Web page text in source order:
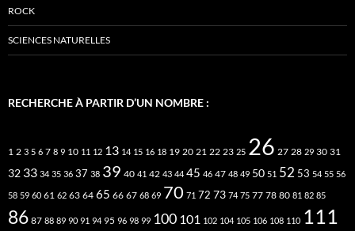
ROCK
SCIENCES NATURELLES
RECHERCHE À PARTIR D’UN NOMBRE :
1 2 3 5 6 7 8 9 10 11 12 13 14 15 16 18 19 20 21 22 23 25 26 27 28 29 30 31
32 33 34 35 36 37 38 39 40 41 42 43 44 45 46 47 48 49 50 51 52 53 54 55 56
58 59 60 61 62 63 64 65 66 67 68 69 70 71 72 73 74 75 77 78 80 81 82 85
86 87 88 89 90 91 94 95 96 98 99 100 101 102 104 105 106 108 110 111